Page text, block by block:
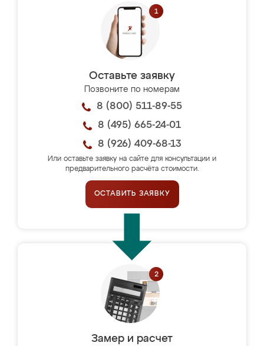
Оставьте заявку
Позвоните по номерам
8 (800) 511-89-55
8 (495) 665-24-01
8 (926) 409-68-13
Или оставьте заявку на сайте для консультации и
предварительного расчёта стоимости.
ОСТАВИТЬ ЗАЯВКУ
Замер и расчет